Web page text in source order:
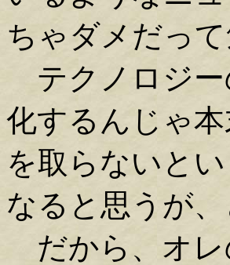
ちゃダメだっ
テクノロジー
化するんじゃ
を取らないと
なると思うが
だから、オレ